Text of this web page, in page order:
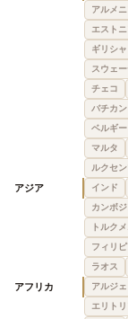
アルメ
エスト
ギリシャ
スウェ
チェコ
バチカン
ベルギー
マルタ
ルクセ
アジア インド
カンボ
トルク
フィリ
ラオス
アフリカ アルジ
エリト